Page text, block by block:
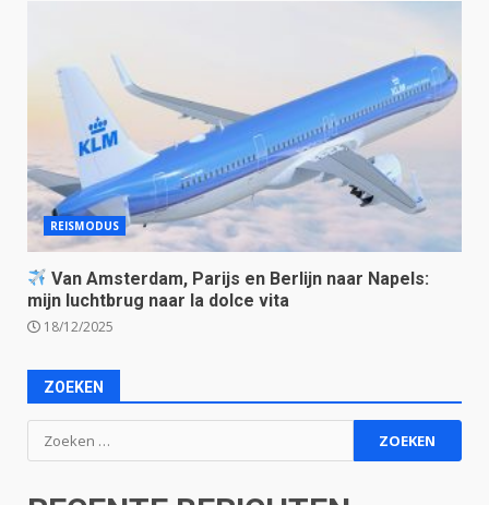
REISMODUS
Van Amsterdam, Parijs en Berlijn naar Napels:
mijn luchtbrug naar la dolce vita
18/12/2025
ZOEKEN
Zoeken
naar: